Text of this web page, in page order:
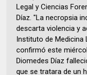
Legal y Ciencias
Díaz. "La necropsia
descarta violencia y
Instituto de Medicina
confirmó este
Diomedes Díaz
que se tratara de un